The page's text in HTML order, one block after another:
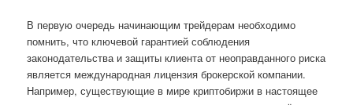
В первую очередь начинающим трейдерам необходимо
помнить, что ключевой гарантией соблюдения
законодательства и защиты клиента от неоправданного риска
является международная лицензия брокерской компании.
Например, существующие в мире криптобиржи в настоящее